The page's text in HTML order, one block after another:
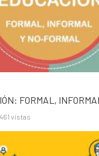
FORMAL,
vistas